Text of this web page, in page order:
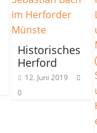
Historisches
Herford
12. Juni 2019
0